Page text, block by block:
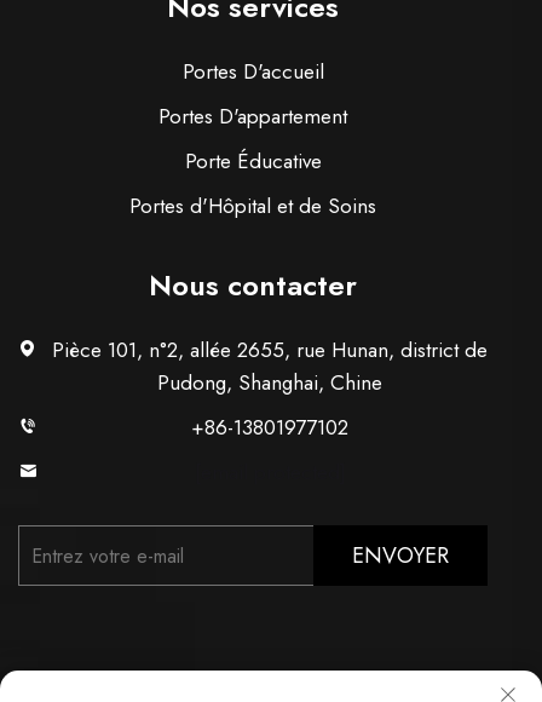
Portes D'accueil
Portes D'appartement
Porte Éducative
Portes d'Hôpital et de Soins
Nous contacter
Pièce 101, n°2, allée 2655, rue Hunan, district de
Pudong, Shanghai, Chine
+86-13801977102
ENVOYER